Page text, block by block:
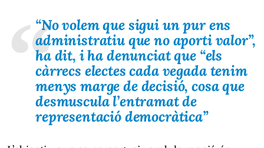
“No volem que sigui un pur ens
administratiu que no aporti valor”,
ha dit, i ha denunciat que “els
càrrecs electes cada vegada tenim
menys marge de decisió, cosa que
desmuscula l’entramat de
representació democràtica”